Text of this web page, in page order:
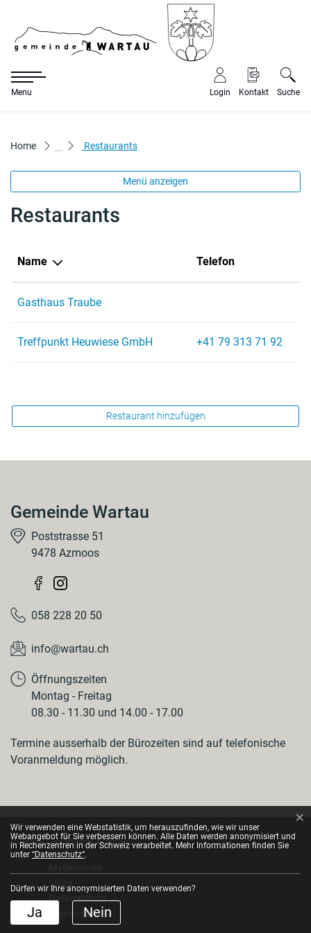
Gemeinde
Menu Login Kontakt Suche
Home Restaurants(ausgewählt)
Menü anzeigen
Restaurants
Name Telefon
Gasthaus Traube
Treffpunkt Heuwiese GmbH +41 79 313 71 92
Restaurant hinzufügen
Gemeinde Wartau
Poststrasse 51
9478 Azmoos
058 228 20 50
info@wartau.ch
Öffnungszeiten
Montag - Freitag
08.30 - 11.30 und 14.00 - 17.00
Termine ausserhalb der Bürozeiten sind auf telefonische
Voranmeldung möglich.
© 2026 Gemeinde Wartau
Toolbar
Index
Datenschutz
Impressum
Webstatistik
Wir verwenden eine Webstatistik, um herauszufinden, wie wir unser
Webangebot für Sie verbessern können. Alle Daten werden anonymisiert und
in Rechenzentren in der Schweiz verarbeitet. Mehr Informationen finden Sie
unter“Datenschutz“.
Dürfen wir Ihre anonymisierten Daten verwenden?
Ja Nein
×